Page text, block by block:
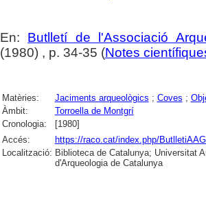
En: Butlletí de l'Associació
(1980) , p. 34-35 (Notes
Matèries: Jaciments arqueològics ; Coves ;
Àmbit:
Torroella de Montgrí
Cronologia:
[1980]
Accés:
https://raco.cat/index.php/
Localització: Biblioteca de Catalunya; Universitat
d'Arqueologia de Catalunya